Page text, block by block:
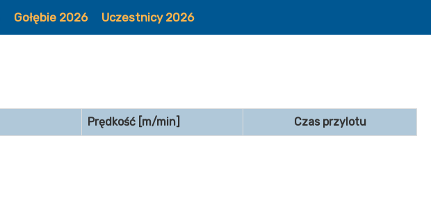
Gołębie 2026 Uczestnicy 2026
Prędkość [m/min] Czas przylotu